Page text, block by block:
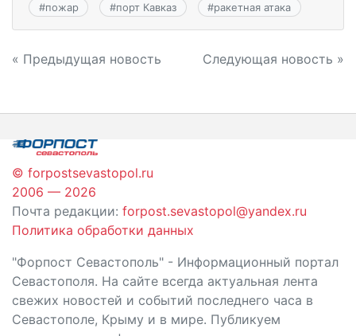
#пожар #порт Кавказ #ракетная атака
Навигация
записям
« Предыдущая новость Следующая новость »
© forpostsevastopol.ru
2006 — 2026
Почта редакции: forpost.sevastopol@yandex.ru
Политика обработки данных
"Форпост Севастополь" - Информационный портал
Севастополя. На сайте всегда актуальная лента
свежих новостей и событий последнего часа в
Севастополе, Крыму и в мире. Публикуем